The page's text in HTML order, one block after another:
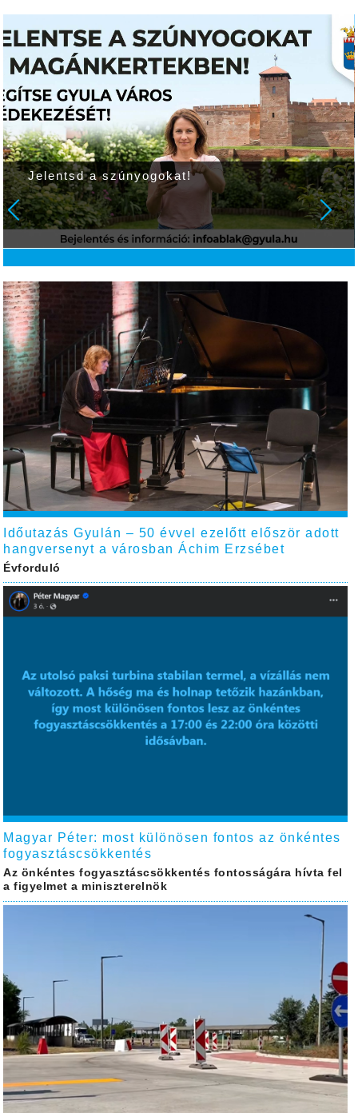
Jelentsd a szúnyogokat!
Időutazás Gyulán – 50 évvel ezelőtt először adott
hangversenyt a városban Áchim Erzsébet
Évforduló
Magyar Péter: most különösen fontos az önkéntes
fogyasztáscsökkentés
Az önkéntes fogyasztáscsökkentés fontosságára hívta fel
a figyelmet a miniszterelnök